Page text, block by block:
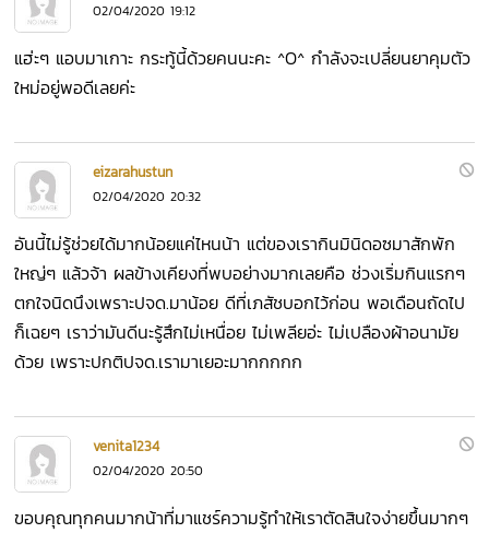
02/04/2020 19:12
แฮ่ะๆ แอบมาเกาะ กระทู้นี้ด้วยคนนะคะ ^O^ กำลังจะเปลี่ยนยาคุมตัว
ใหม่อยู่พอดีเลยค่ะ
eizarahustun
02/04/2020 20:32
อันนี้ไม่รู้ช่วยได้มากน้อยแค่ไหนน้า แต่ของเรากินมินิดอซมาสักพัก
ใหญ่ๆ แล้วจ้า ผลข้างเคียงที่พบอย่างมากเลยคือ ช่วงเริ่มกินแรกๆ
ตกใจนิดนึงเพราะปจด.มาน้อย ดีที่เภสัชบอกไว้ก่อน พอเดือนถัดไป
ก็เฉยๆ เราว่ามันดีนะรู้สึกไม่เหนื่อย ไม่เพลียอ่ะ ไม่เปลืองผ้าอนามัย
ด้วย เพราะปกติปจด.เรามาเยอะมากกกกก
venita1234
02/04/2020 20:50
ขอบคุณทุกคนมากน้าที่มาแชร์ความรู้ทำให้เราตัดสินใจง่ายขึ้นมากๆ